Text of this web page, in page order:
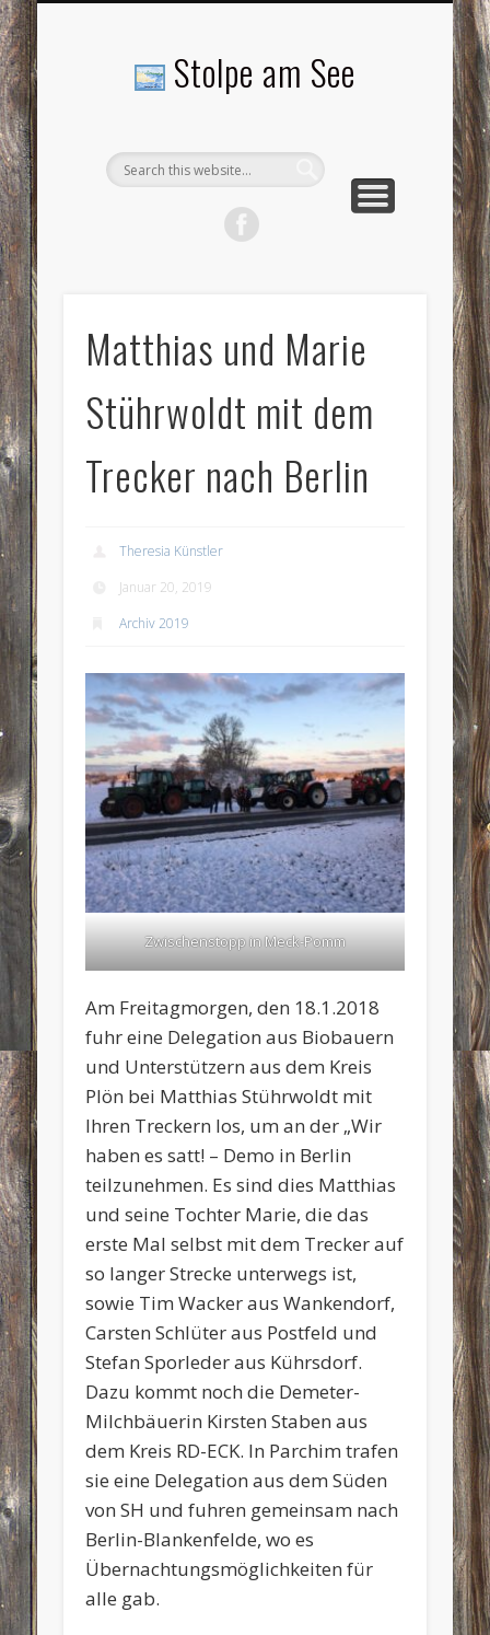
Stolpe am See
Matthias und Marie
Stührwoldt mit dem
Trecker nach Berlin
Theresia Künstler
Januar 20, 2019
Archiv 2019
Zwischenstopp in Meck-Pomm
Am Freitagmorgen, den 18.1.2018
fuhr eine Delegation aus Biobauern
und Unterstützern aus dem Kreis
Plön bei Matthias Stührwoldt mit
Ihren Treckern los, um an der „Wir
haben es satt! – Demo in Berlin
teilzunehmen. Es sind dies Matthias
und seine Tochter Marie, die das
erste Mal selbst mit dem Trecker auf
so langer Strecke unterwegs ist,
sowie Tim Wacker aus Wankendorf,
Carsten Schlüter aus Postfeld und
Stefan Sporleder aus Kührsdorf.
Dazu kommt noch die Demeter-
Milchbäuerin Kirsten Staben aus
dem Kreis RD-ECK. In Parchim trafen
sie eine Delegation aus dem Süden
von SH und fuhren gemeinsam nach
Berlin-Blankenfelde, wo es
Übernachtungsmöglichkeiten für
alle gab.